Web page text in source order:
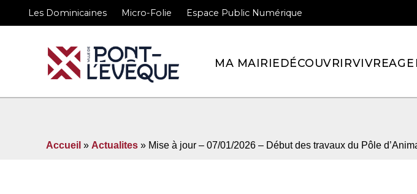
Les Dominicaines Micro-Folie Espace Public Numérique
MA MAIRIEDÉCOUVRIRVIVRE
Accueil » Actualites » Mise à jour – 07/01/2026 – Début des travaux du Pôle